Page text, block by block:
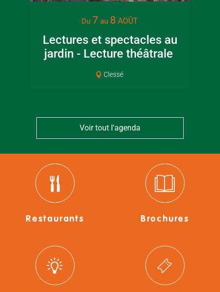
Du 7 au 8 AOÛT
Lectures et spectacles au
jardin - Lecture théâtrale
Clessé
Voir tout l'agenda
Restaurants Brochures